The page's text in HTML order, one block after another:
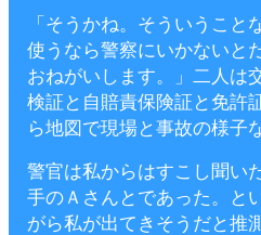
「そうかね。そういうこと
使うなら警察にいかないと
おねがいします。」二人は
検証と自賠責保険証と免許
ら地図で現場と事故の様子
警官は私からはすこし聞い
手のＡさんとであった。と
がら私が出てきそうだと推